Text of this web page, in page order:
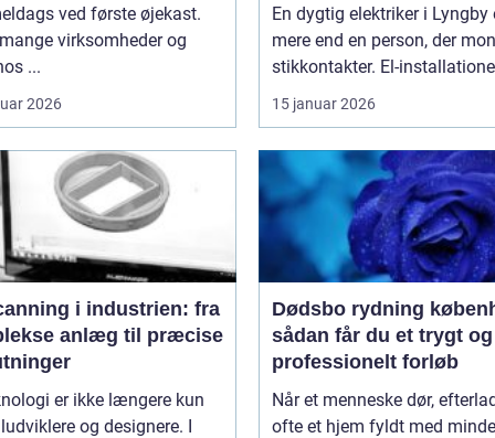
ved første øjekast.
virksomheder og
...
2026
En dygtig elektriker i Lyngby
mere end en person, der
stikkontakter. El-
15 januar 2026
i industrien: fra
anlæg til præcise
er ikke længere kun
og designere. I
Dødsbo rydning
sådan får du et trygt og
professionelt forløb
Når et menneske dør,
ofte et hjem fyldt med